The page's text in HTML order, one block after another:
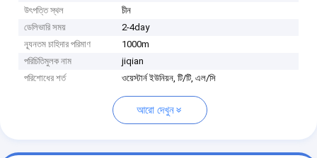
উৎপত্তি স্থল
চীন
ডেলিভারি সময়
2-4day
ন্যূনতম চাহিদার পরিমাণ
1000m
পরিচিতিমুলক নাম
jiqian
পরিশোধের শর্ত
ওয়েস্টার্ন ইউনিয়ন, টি/টি, এল/সি
আরো দেখুন